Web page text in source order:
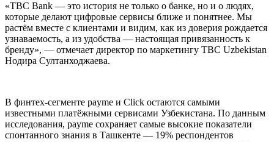
«TBC Bank — это история не только о банке, но и о людях,
которые делают цифровые сервисы ближе и понятнее. Мы
растём вместе с клиентами и видим, как из доверия рождается
узнаваемость, а из удобства — настоящая привязанность к
бренду», — отмечает директор по маркетингу TBC Uzbekistan
Нодира Султанходжаева.
В финтех-сегменте payme и Click остаются самыми
известными платёжными сервисами Узбекистана. По данным
исследования, payme сохраняет самые высокие показатели
спонтанного знания в Ташкенте — 19% респондентов